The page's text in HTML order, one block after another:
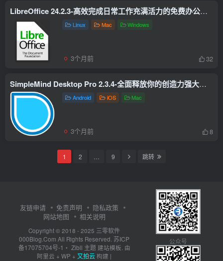
LibreOffice 24.2.3-高效完成日常工作充满活力的免费办公软件套装
Linux Mac Windows
3个月前 32
SimpleMind Desktop Pro 2.3.4-全面释放你的创造力强大的思维导图工具
Android iOS Mac
3个月前 8
1 2 9 跳转
友链申请 免责声明
隐私政策
网站地图
相关说明
Copyright © 2018 - 2025 三零软件
000Blog.Com All Rights Reserved. 苏ICP
备17075704号-1 ・ Zibll 主题建站模板. 由
阿里云 + WP + 又拍云构建 |
公众号